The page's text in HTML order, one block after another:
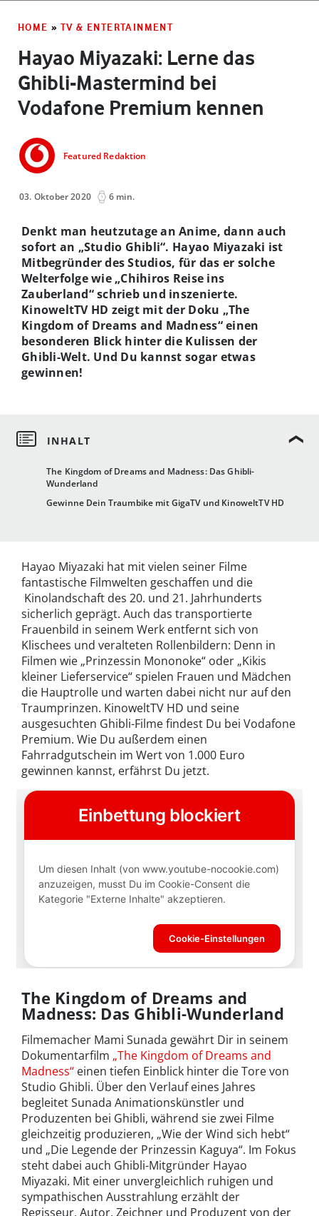
HOME » TV & ENTERTAINMENT
Hayao Miyazaki: Lerne das
Ghibli-Mastermind bei
Vodafone Premium kennen
Featured Redaktion
03. Oktober 2020 6 min.
The Kingdom of Dreams and Madness: Das Ghibli-
Wunderland
Gewinne Dein Traumbike mit GigaTV und KinoweltTV HD
Denkt man heutzutage an Anime, dann auch
sofort an „Studio Ghibli“. Hayao Miyazaki ist
Mitbegründer des Studios, für das er solche
Welterfolge wie „Chihiros Reise ins
Zauberland“ schrieb und inszenierte.
KinoweltTV HD zeigt mit der Doku „The
Kingdom of Dreams and Madness“ einen
besonderen Blick hinter die Kulissen der
Ghibli-Welt. Und Du kannst sogar etwas
gewinnen!
Hayao Miyazaki hat mit vielen seiner Filme
fantastische Filmwelten geschaffen und die
Kinolandschaft des 20. und 21. Jahrhunderts
sicherlich geprägt. Auch das transportierte
Frauenbild in seinem Werk entfernt sich von
Klischees und veralteten Rollenbildern: Denn in
Filmen wie „Prinzessin Mononoke“ oder „Kikis
kleiner Lieferservice“ spielen Frauen und Mädchen
die Hauptrolle und warten dabei nicht nur auf den
Traumprinzen. KinoweltTV HD und seine
ausgesuchten Ghibli-Filme findest Du bei Vodafone
Premium. Wie Du außerdem einen
Fahrradgutschein im Wert von 1.000 Euro
gewinnen kannst, erfährst Du jetzt.
The Kingdom of Dreams and
Madness: Das Ghibli-Wunderland
Filmemacher Mami Sunada gewährt Dir in seinem
Dokumentarfilm „The Kingdom of Dreams and
Madness“ einen tiefen Einblick hinter die Tore von
Studio Ghibli. Über den Verlauf eines Jahres
begleitet Sunada Animationskünstler und
Produzenten bei Ghibli, während sie zwei Filme
gleichzeitig produzieren, „Wie der Wind sich hebt“
und „Die Legende der Prinzessin Kaguya“. Im Fokus
steht dabei auch Ghibli-Mitgründer Hayao
Miyazaki. Mit einer unvergleichlich ruhigen und
sympathischen Ausstrahlung erzählt der
Regisseur, Autor, Zeichner und Produzent von der